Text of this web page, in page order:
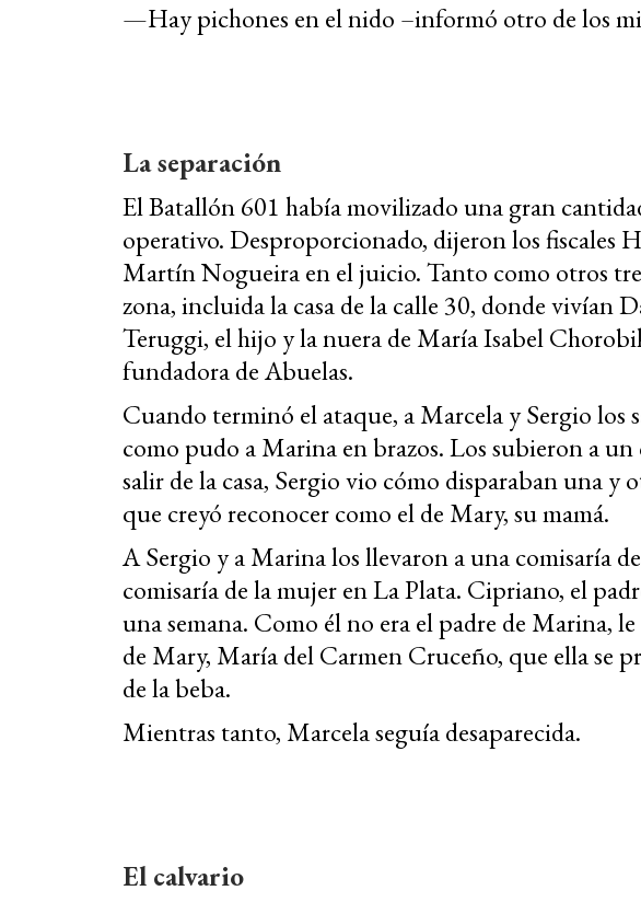
—Hay pichones en el nido –informó otro de los
La separación
El Batallón 601 había movilizado una gran
operativo. Desproporcionado, dijeron los fiscales
Martín Nogueira en el juicio. Tanto como otros
zona, incluida la casa de la calle 30, donde vivían
Teruggi, el hijo y la nuera de María Isabel
fundadora de Abuelas.
Cuando terminó el ataque, a Marcela y Sergio los
como pudo a Marina en brazos. Los subieron a
salir de la casa, Sergio vio cómo disparaban una y
que creyó reconocer como el de Mary, su mamá.
A Sergio y a Marina los llevaron a una comisaría
comisaría de la mujer en La Plata. Cipriano, el
una semana. Como él no era el padre de Marina,
de Mary, María del Carmen Cruceño, que ella se
de la beba.
Mientras tanto, Marcela seguía desaparecida.
El calvario